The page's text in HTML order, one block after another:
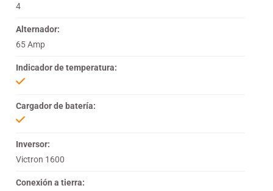
4
Alternador:
65 Amp
Indicador de temperatura:
Cargador de batería:
Inversor:
Victron 1600
Conexión a tierra: